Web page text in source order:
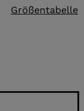
Größentabelle